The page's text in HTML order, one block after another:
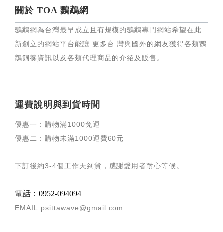
關於 TOA 鸚鵡網
鸚鵡網為台灣最早成立且有規模的鸚鵡專門網站希望在此
新創立的網站平台能讓 更多台 灣與國外的網友獲得各類鸚
鵡飼養資訊以及各類代理商品的介紹及販售。
運費說明與到貨時間
優惠一：購物滿1000免運
優惠二：購物未滿1000運費60元
下訂後約3-4個工作天到貨，感謝愛用者耐心等候 。
電話：0952-094094
EMAIL:psittawave@gmail.com